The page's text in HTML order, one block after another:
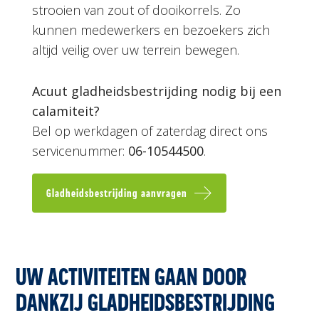
strooien van zout of dooikorrels. Zo
kunnen medewerkers en bezoekers zich
altijd veilig over uw terrein bewegen.
Acuut gladheidsbestrijding nodig bij een
calamiteit?
Bel op werkdagen of zaterdag direct ons
servicenummer: 06-10544500.
Gladheidsbestrijding aanvragen
UW ACTIVITEITEN GAAN DOOR
DANKZIJ GLADHEIDSBESTRIJDING